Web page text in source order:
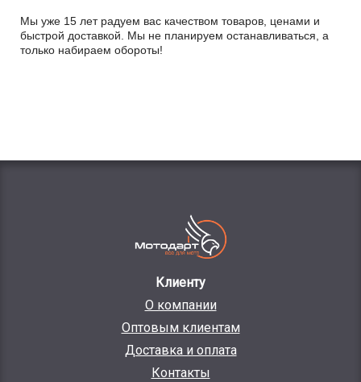
Мы уже 15 лет радуем вас качеством товаров, ценами и
быстрой доставкой. Мы не планируем останавливаться, а
только набираем обороты!
Клиенту
О компании
Оптовым клиентам
Доставка и оплата
Контакты